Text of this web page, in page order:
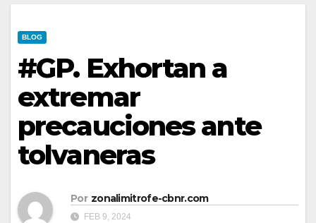
BLOG
#GP. Exhortan a
extremar
precauciones ante
tolvaneras
Por zonalimitrofe-cbnr.com
FEB 9, 2024